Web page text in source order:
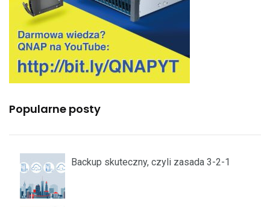
Popularne posty
Backup skuteczny, czyli zasada 3-2-1